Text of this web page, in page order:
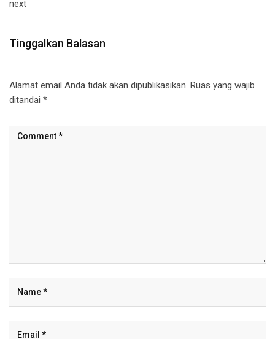
next
Tinggalkan Balasan
Alamat email Anda tidak akan dipublikasikan. Ruas yang wajib
ditandai *